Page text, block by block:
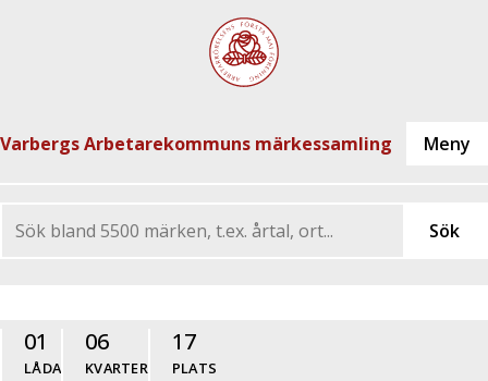
Varbergs Arbetarekommuns märkessamling
01
LÅDA
06
KVARTER
17
PLATS